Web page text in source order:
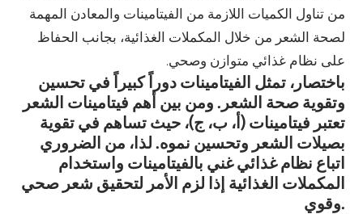
من تناول الكميات اللازمة من الفيتامينات والمعادن المهمة
لصحة الشعر من خلال المكملات الغذائية، بجانب الحفاظ
على نظام غذائي متوازن وصحي.
باختصار، تمثل الفيتامينات دوراً كبيراً في تحسين
وتقوية صحة الشعر. ومن بين أهم فيتامينات الشعر
تعتبر فيتامينات (أ، ب، ج)، حيث تساهم في تقوية
بصيلات الشعر وتحسين نموه. لذا، من الضروري
اتباع نظام غذائي غني بالفيتامينات واستخدام
المكملات الغذائية إذا لزم الأمر لتحقيق شعر صحي
وقوي.